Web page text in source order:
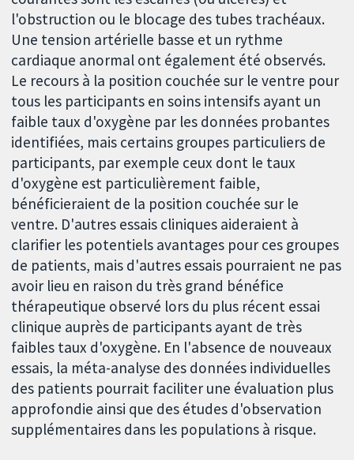
l'obstruction ou le blocage des tubes trachéaux.
Une tension artérielle basse et un rythme
cardiaque anormal ont également été observés.
Le recours à la position couchée sur le ventre pour
tous les participants en soins intensifs ayant un
faible taux d'oxygène par les données probantes
identifiées, mais certains groupes particuliers de
participants, par exemple ceux dont le taux
d'oxygène est particulièrement faible,
bénéficieraient de la position couchée sur le
ventre. D'autres essais cliniques aideraient à
clarifier les potentiels avantages pour ces groupes
de patients, mais d'autres essais pourraient ne pas
avoir lieu en raison du très grand bénéfice
thérapeutique observé lors du plus récent essai
clinique auprès de participants ayant de très
faibles taux d'oxygène. En l'absence de nouveaux
essais, la méta-analyse des données individuelles
des patients pourrait faciliter une évaluation plus
approfondie ainsi que des études d'observation
supplémentaires dans les populations à risque.